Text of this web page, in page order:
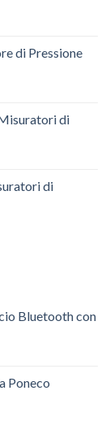
di Pressione
di
di
Bluetooth con
Poneco